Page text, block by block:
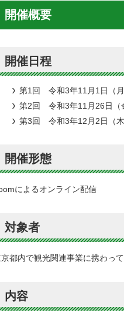
開催概要
開催日程
第1回 令和3年11月1日（
第2回 令和3年11月26日
第3回 令和3年12月2日（
開催形態
によるオンライン配信
対象者
都内で観光関連事業に携わっ
内容